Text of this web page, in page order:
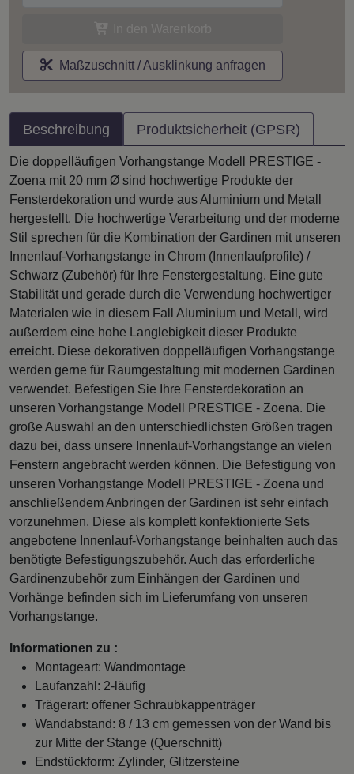
Maßzuschnitt / Ausklinkung anfragen
Beschreibung Produktsicherheit (GPSR)
Die doppelläufigen Vorhangstange Modell PRESTIGE -
Zoena mit 20 mm Ø sind hochwertige Produkte der
Fensterdekoration und wurde aus Aluminium und Metall
hergestellt. Die hochwertige Verarbeitung und der moderne
Stil sprechen für die Kombination der Gardinen mit unseren
Innenlauf-Vorhangstange in Chrom (Innenlaufprofile) /
Schwarz (Zubehör) für Ihre Fenstergestaltung. Eine gute
Stabilität und gerade durch die Verwendung hochwertiger
Materialen wie in diesem Fall Aluminium und Metall, wird
außerdem eine hohe Langlebigkeit dieser Produkte
erreicht. Diese dekorativen doppelläufigen Vorhangstange
werden gerne für Raumgestaltung mit modernen Gardinen
verwendet. Befestigen Sie Ihre Fensterdekoration an
unseren Vorhangstange Modell PRESTIGE - Zoena. Die
große Auswahl an den unterschiedlichsten Größen tragen
dazu bei, dass unsere Innenlauf-Vorhangstange an vielen
Fenstern angebracht werden können. Die Befestigung von
unseren Vorhangstange Modell PRESTIGE - Zoena und
anschließendem Anbringen der Gardinen ist sehr einfach
vorzunehmen. Diese als komplett konfektionierte Sets
angebotene Innenlauf-Vorhangstange beinhalten auch das
benötigte Befestigungszubehör. Auch das erforderliche
Gardinenzubehör zum Einhängen der Gardinen und
Vorhänge befinden sich im Lieferumfang von unseren
Vorhangstange.
Informationen zu :
Montageart: Wandmontage
Laufanzahl: 2-läufig
Trägerart: offener Schraubkappenträger
Wandabstand: 8 / 13 cm gemessen von der Wand bis
zur Mitte der Stange (Querschnitt)
Endstückform: Zylinder, Glitzersteine